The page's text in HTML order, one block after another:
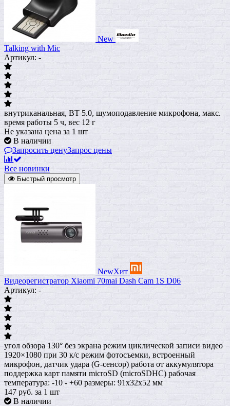
New
Talking with Mic
Артикул: -
внутриканальная, BT 5.0, шумоподавление микрофона, макс.
время работы 5 ч, вес 12 г
Не указана цена за 1 шт
В наличии
Запросить ценуЗапрос цены
Все новинки
Быстрый просмотр
NewХит
Видеорегистратор Xiaomi 70mai Dash Cam 1S D06
Артикул: -
угол обзора 130° без экрана режим циклической записи видео
1920×1080 при 30 к/с режим фотосъемки, встроенный
микрофон, датчик удара (G-сенсор) работа от аккумулятора
поддержка карт памяти microSD (microSDHC) рабочая
температура: -10 - +60 размеры: 91х32х52 мм
147 руб. за 1 шт
В наличии